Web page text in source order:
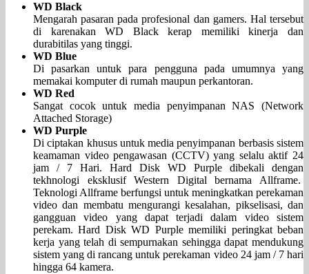
WD Black
Mengarah pasaran pada profesional dan gamers. Hal tersebut
di karenakan WD Black kerap memiliki kinerja dan
durabitilas yang tinggi.
WD Blue
Di pasarkan untuk para pengguna pada umumnya yang
memakai komputer di rumah maupun perkantoran.
WD Red
Sangat cocok untuk media penyimpanan NAS (Network
Attached Storage)
WD Purple
Di ciptakan khusus untuk media penyimpanan berbasis sistem
keamaman video pengawasan (CCTV) yang selalu aktif 24
jam / 7 Hari. Hard Disk WD Purple dibekali dengan
tekhnologi eksklusif Western Digital bernama Allframe.
Teknologi Allframe berfungsi untuk meningkatkan perekaman
video dan membatu mengurangi kesalahan, pikselisasi, dan
gangguan video yang dapat terjadi dalam video sistem
perekam. Hard Disk WD Purple memiliki peringkat beban
kerja yang telah di sempurnakan sehingga dapat mendukung
sistem yang di rancang untuk perekaman video 24 jam / 7 hari
hingga 64 kamera.